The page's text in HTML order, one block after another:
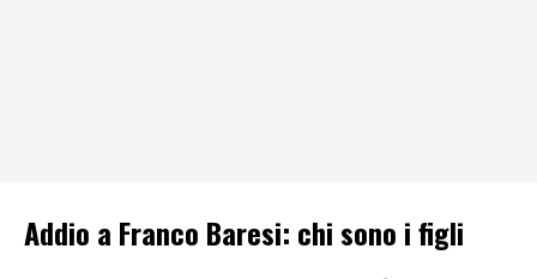
Addio a Franco Baresi: chi sono i figli